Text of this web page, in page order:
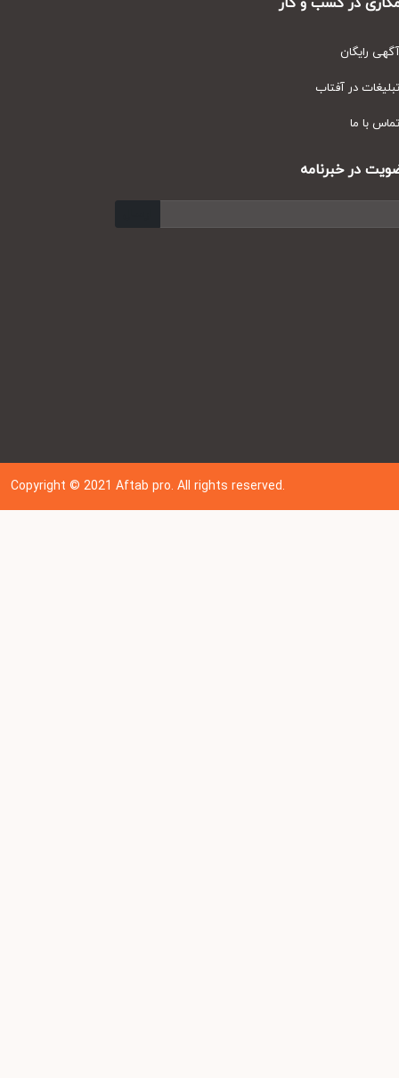
رایگان
در آفتاب
با ما
در خبرنامه
Copyright © 202 1Aftab pro. All rights reserved.